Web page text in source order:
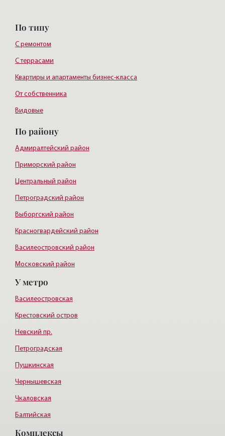
По типу
С ремонтом
С террасами
Квартиры и апартаменты бизнес-класса
От собственника
Видовые
По району
Адмиралтейский район
Приморский район
Центральный район
Петроградский район
Выборгский район
Красногвардейский район
Василеостровский район
Московский район
Курортный район
У метро
Василеостровская
Крестовский остров
Невский пр.
Петроградская
Пушкинская
Чернышевская
Чкаловская
Балтийская
Старая деревня
Комплексы